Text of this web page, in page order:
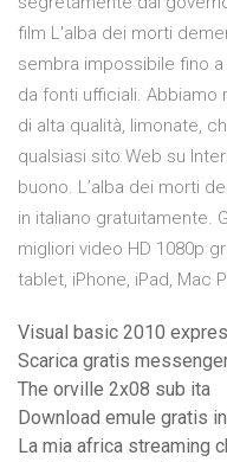
film L'alba dei morti
sembra impossibile fino
da fonti ufficiali.
di alta qualità, limonate,
qualsiasi sito Web su
buono. L’alba dei morti
in italiano gratuitamente.
migliori video HD 1080p
tablet, iPhone, iPad, Mac
Visual basic 2010
Scarica gratis
The orville 2x08 sub ita
Download emule gratis
La mia africa streaming